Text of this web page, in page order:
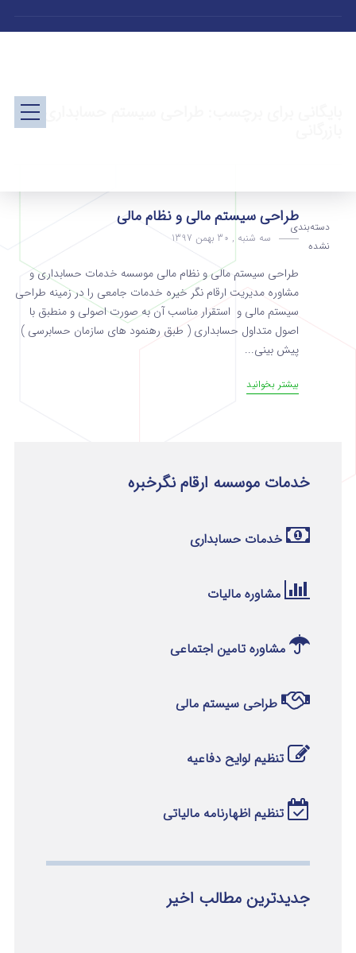
دسته‌بندی
نشده
طراحی سیستم مالی و نظام مالی
سه شنبه , 30 بهمن 1397
طراحی سیستم مالی و نظام مالی موسسه خدمات حسابداری و
مشاوره مدیریت ارقام نگر خیره خدمات جامعی را در زمینه طراحی
سیستم مالی و استقرار مناسب آن به صورت اصولی و منطبق با
اصول متداول حسابداری ( طبق رهنمود های سازمان حسابرسی )
پیش بینی...
بیشتر بخوانید
خدمات موسسه ارقام نگرخبره
خدمات حسابداری
مشاوره مالیات
مشاوره تامین اجتماعی
طراحی سیستم مالی
تنظیم لوایح دفاعیه
تنظیم اظهارنامه مالیاتی
جدیدترین مطالب اخیر